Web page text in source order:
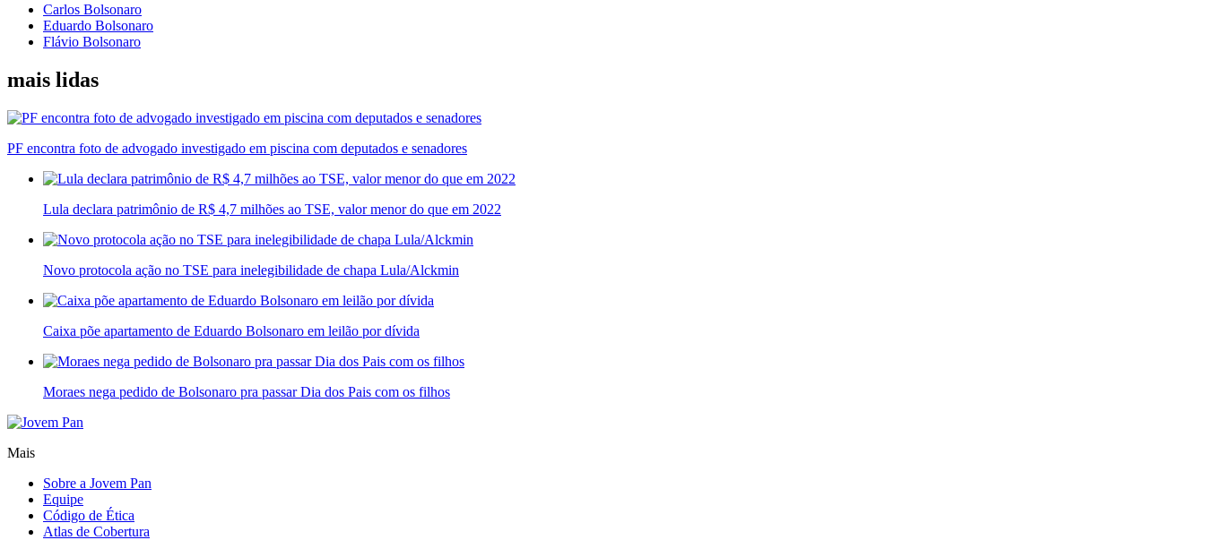
Carlos Bolsonaro
Eduardo Bolsonaro
Flávio Bolsonaro
mais lidas
PF encontra foto de advogado investigado em piscina com deputados e senadores
Lula declara patrimônio de R$ 4,7 milhões ao TSE, valor menor do que em 2022
Novo protocola ação no TSE para inelegibilidade de chapa Lula/Alckmin
Caixa põe apartamento de Eduardo Bolsonaro em leilão por dívida
Moraes nega pedido de Bolsonaro pra passar Dia dos Pais com os filhos
Mais
Sobre a Jovem Pan
Equipe
Código de Ética
Atlas de Cobertura